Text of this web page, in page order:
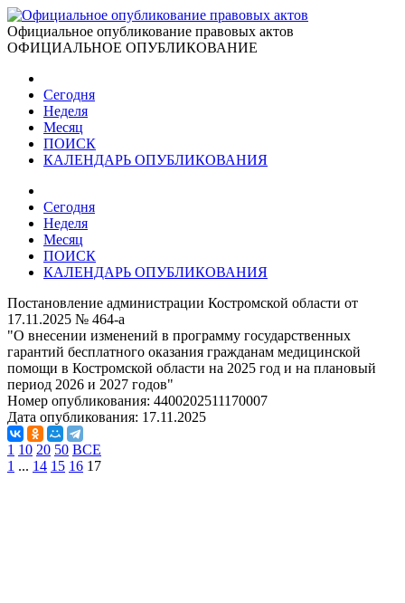
Официальное опубликование правовых актов
ОФИЦИАЛЬНОЕ ОПУБЛИКОВАНИЕ
Сегодня
Неделя
Месяц
ПОИСК
КАЛЕНДАРЬ ОПУБЛИКОВАНИЯ
Сегодня
Неделя
Месяц
ПОИСК
КАЛЕНДАРЬ ОПУБЛИКОВАНИЯ
Постановление администрации Костромской области от
17.11.2025 № 464-а
"О внесении изменений в программу государственных
гарантий бесплатного оказания гражданам медицинской
помощи в Костромской области на 2025 год и на плановый
период 2026 и 2027 годов"
Номер опубликования: 4400202511170007
Дата опубликования: 17.11.2025
1 10 20 50 ВСЕ
1 ... 14 15 16 17